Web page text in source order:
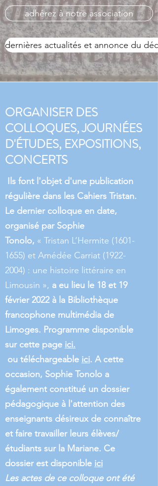
adhérez à notre association
dernières actualités et annonce du
ORGANISER DES
COLLOQUES, JOURNÉES
D'ÉTUDES, EXPOSITIONS,
CONCERTS
Ils font l'objet d'une publication
régulière dans les Cahiers Tristan.
Le dernier colloque en date,
organisé par Sophie
Tonolo, « Tristan L’Hermite (1601-
1655) et Amédée Carriat (1922-
2004) : une histoire littéraire en
Limousin », a eu lieu le 18 et 19
février 2022 à la Bibliothèque
francophone multimédia de
Limoges. Programme disponible
sur cette page ici.
ou téléchargeable ici. A cette
occasion, Sophie Tonolo a
également constitué un dossier
pédagogique à l'attention des
enseignants désireux de connaître
et faire travailler leurs élèves/
étudiants sur la Mariane. Ce
dossier est disponible ici
Les actes de ce colloque ont été